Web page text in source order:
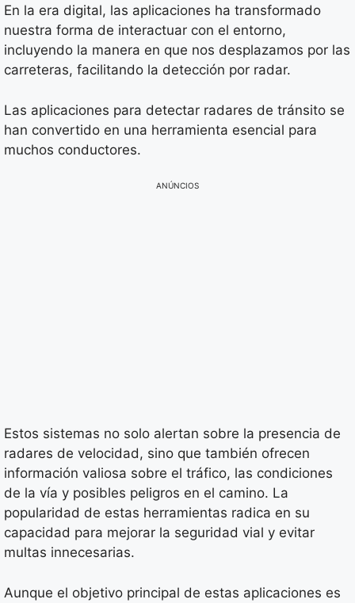
En la era digital, las aplicaciones ha transformado
nuestra forma de interactuar con el entorno,
incluyendo la manera en que nos desplazamos por las
carreteras, facilitando la detección por radar.
Las aplicaciones para detectar radares de tránsito se
han convertido en una herramienta esencial para
muchos conductores.
ANÚNCIOS
Estos sistemas no solo alertan sobre la presencia de
radares de velocidad, sino que también ofrecen
información valiosa sobre el tráfico, las condiciones
de la vía y posibles peligros en el camino. La
popularidad de estas herramientas radica en su
capacidad para mejorar la seguridad vial y evitar
multas innecesarias.
Aunque el objetivo principal de estas aplicaciones es